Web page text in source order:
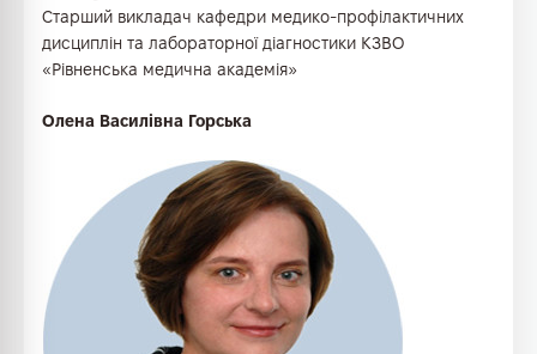
Старший викладач кафедри медико-профілактичних
дисциплін та лабораторної діагностики КЗВО
«Рівненська медична академія»
Олена Василівна Горська